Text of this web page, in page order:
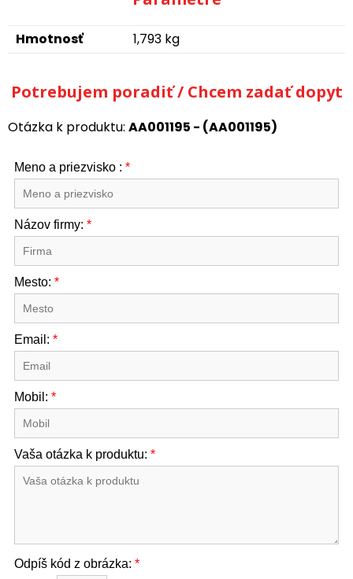
Hmotnosť 1,793 kg
Potrebujem poradiť / Chcem zadať dopyt
Otázka k produktu: AA001195 - (AA001195)